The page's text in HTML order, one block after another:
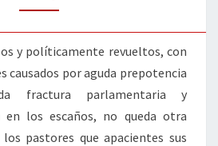
ESCUCHAR
y políticamente revueltos, con
por aguda prepotencia
fractura parlamentaria y
en los escaños, no queda otra
pastores que apacientes sus